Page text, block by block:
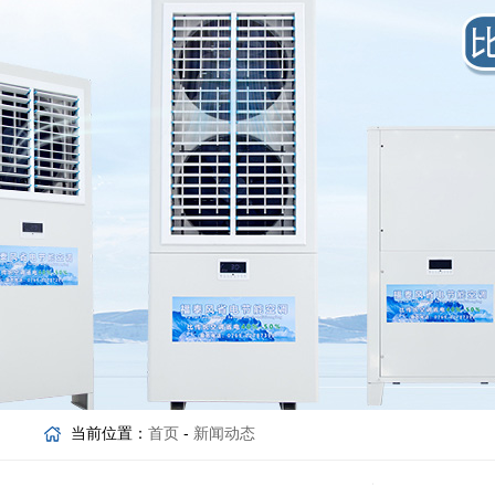
当前位置： 首页 - 新闻动态